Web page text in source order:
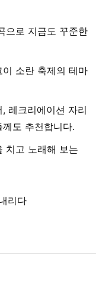
으로 지금도 꾸준한
소란 축제의 테마
레크리에이션 자리
도 추천합니다.
치고 노래해 보는
리다